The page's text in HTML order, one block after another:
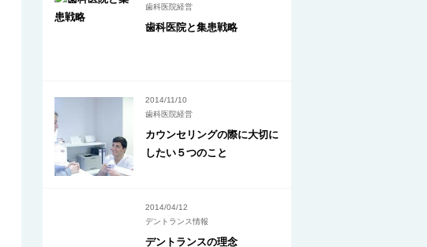
歯科医院経営
歯科医院と集患戦略
2014/11/10
歯科医院経営
カウンセリングの際に大切に
したい５つのこと
2014/04/12
デントランス情報
デントランスの理念